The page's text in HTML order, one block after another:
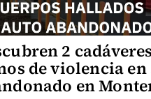
2
de violencia
en